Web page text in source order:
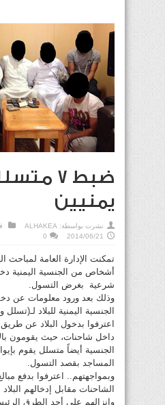
ضبط 7
يمنيين
نشرت بواسطة: ALHAKEA
2014/06/21
0
أشخاص من الجنسية اليمنية
شرعية بغرض التسول.
الجنسية اليمنية للبلاد
اعترفوا بدخول البلاد عن
داخل شاحنات، حيث يقومون
الجنسية أيضاً متسلل يقوم
المساجد بقصد التسول.
وبمواجهتهم.. اعترفوا بدفع
الشاحنات مقابل إدخالهم
وإنزالهم على أحد الطرق